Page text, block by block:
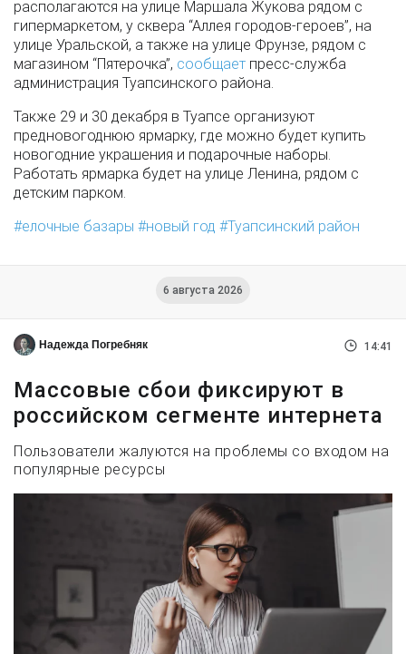
располагаются на улице Маршала Жукова рядом с
гипермаркетом, у сквера “Аллея городов-героев”, на
улице Уральской, а также на улице Фрунзе, рядом с
магазином “Пятерочка”, сообщает пресс-служба
администрация Туапсинского района.
Также 29 и 30 декабря в Туапсе организуют
предновогоднюю ярмарку, где можно будет купить
новогодние украшения и подарочные наборы.
Работать ярмарка будет на улице Ленина, рядом с
детским парком.
елочные базары
новый год Туапсинский район
6 августа 2026
Надежда Погребняк 14:41
Массовые сбои фиксируют в
российском сегменте интернета
Пользователи жалуются на проблемы со входом на
популярные ресурсы